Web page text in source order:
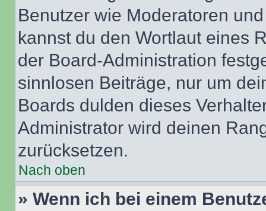
Benutzer wie Moderatoren
kannst du den Wortlaut eines
der Board-Administration
sinnlosen Beiträge, nur um
Boards dulden dieses
Administrator wird deinen
zurücksetzen.
Nach oben
» Wenn ich bei einem